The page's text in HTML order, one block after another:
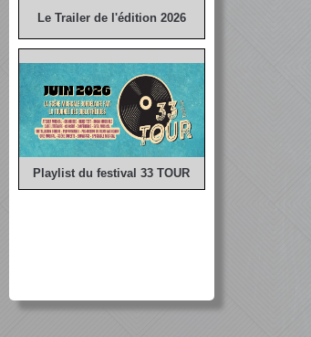
Le Trailer de l'édition 2026
Playlist du festival 33 TOUR